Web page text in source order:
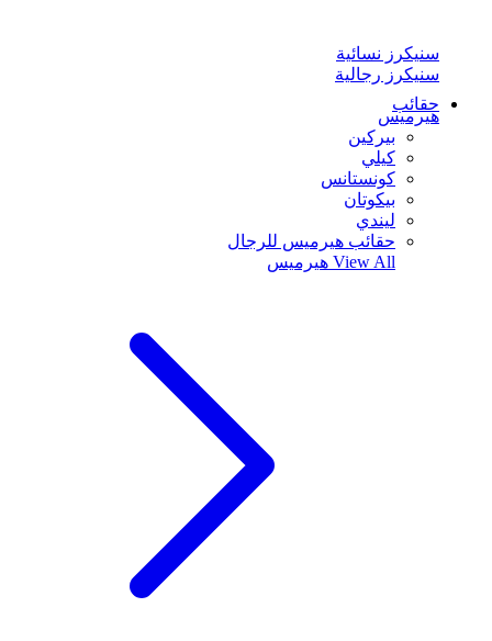
سنيكرز نسائية
سنيكرز رجالية
حقائب
هيرميس
بيركين
كيلي
كونستانس
بيكوتان
ليندي
حقائب هيرميس للرجال
View All هيرميس